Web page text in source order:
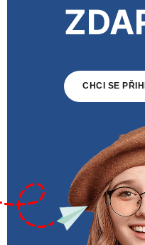
CHCI SE